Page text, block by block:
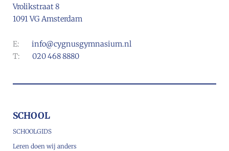
Vrolikstraat 8
1091 VG Amsterdam
E: info@cygnusgymnasium.nl
T: 020 468 8880
SCHOOL
SCHOOLGIDS
Leren doen wij anders